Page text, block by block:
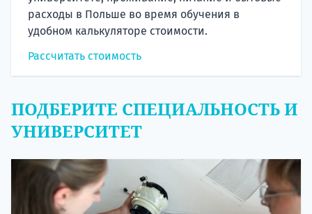
расходы в Польше во время обучения в
удобном калькуляторе стоимости.
Рассчитать стоимость
ПОДБЕРИТЕ СПЕЦИАЛЬНОСТЬ И
УНИВЕРСИТЕТ